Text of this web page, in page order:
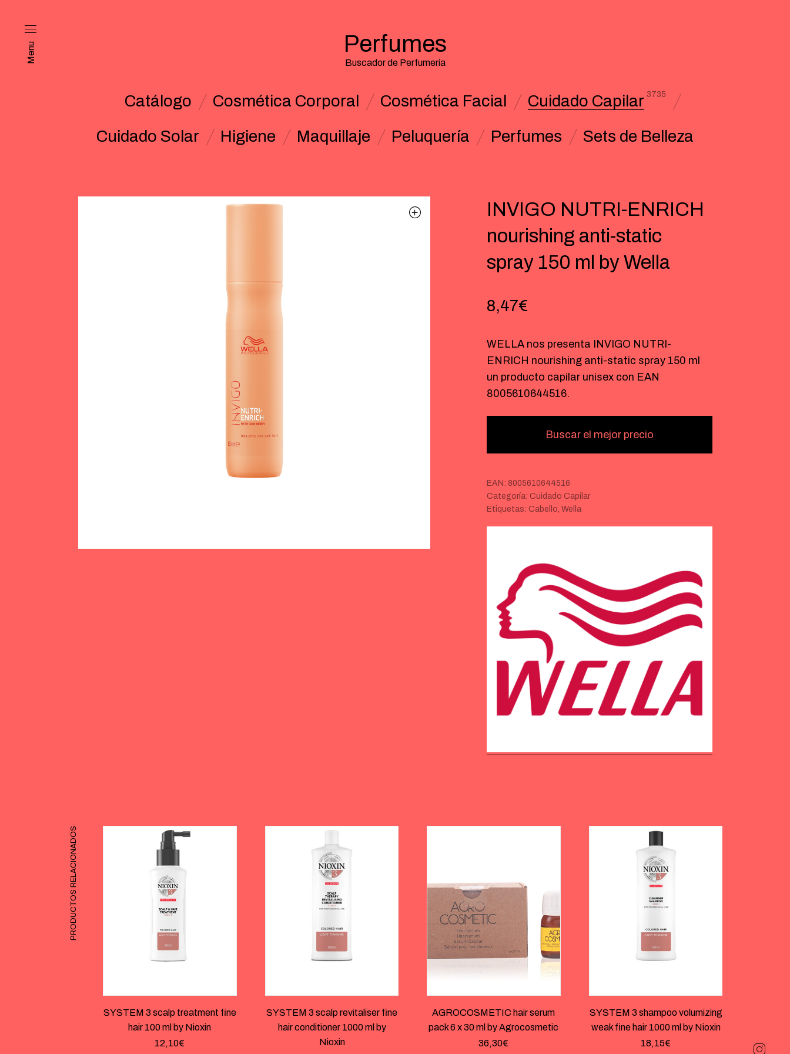
Menu Perfumes
Buscador de Perfumería
Catálogo Cosmética Corporal Cosmética Facial Cuidado Capilar 3735
Cuidado Solar Higiene Maquillaje Peluquería Perfumes Sets de Belleza
INVIGO NUTRI-ENRICH
nourishing anti-static
spray 150 ml by Wella
8,47€
WELLA nos presenta INVIGO NUTRI-
ENRICH nourishing anti-static spray 150 ml
un producto capilar unisex con EAN
8005610644516.
Buscar el mejor precio
EAN: 8005610644516
Categoría: Cuidado Capilar
Etiquetas: Cabello, Wella
PRODUCTOS RELACIONADOS
SYSTEM 3 scalp treatment fine
hair 100 ml by Nioxin
12,10€
SYSTEM 3 scalp revitaliser fine
hair conditioner 1000 ml by
Nioxin
AGROCOSMETIC hair serum
pack 6 x 30 ml by Agrocosmetic
36,30€
SYSTEM 3 shampoo volumizing
weak fine hair 1000 ml by Nioxin
18,15€